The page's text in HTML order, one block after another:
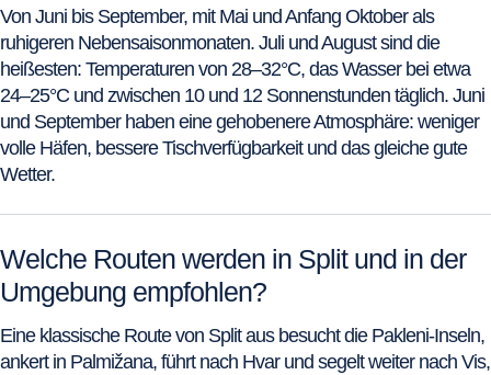
Von Juni bis September, mit Mai und Anfang Oktober als
ruhigeren Nebensaisonmonaten. Juli und August sind die
heißesten: Temperaturen von 28–32°C, das Wasser bei etwa
24–25°C und zwischen 10 und 12 Sonnenstunden täglich. Juni
und September haben eine gehobenere Atmosphäre: weniger
volle Häfen, bessere Tischverfügbarkeit und das gleiche gute
Wetter.
Welche Routen werden in Split und in der
Umgebung empfohlen?
Eine klassische Route von Split aus besucht die Pakleni-Inseln,
ankert in Palmižana, führt nach Hvar und segelt weiter nach Vis,